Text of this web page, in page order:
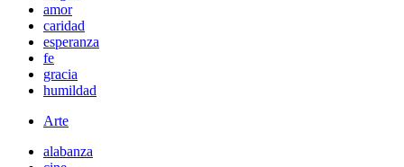
amor
caridad
esperanza
fe
gracia
humildad
Arte
alabanza